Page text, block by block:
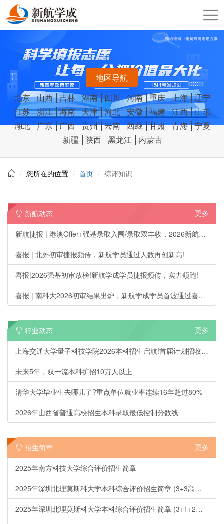
地区导航
北京 山西 吉林 湖南 四川 河南 重庆 上海 辽宁
江苏 浙江 海南 天津 河北 安徽 福建 江西 山东
湖北 广东 广西 贵州 云南 西藏 甘肃 青海 宁夏
新疆
陕西 黑龙江 内蒙古
您所在的位置 首页 综评知识
新航动态 更多
新航捷报 | 港澳Offer+强基录取入围/录取双丰收，2026新航学成第一波升学喜报刷屏!
喜报 | 北外初审捷报频传，新航学员通过人数再创新高!
喜报|2026强基初审放榜!新航学成学员捷报频传，实力领跑!
喜报 | 南科大2026初审结果出炉，新航学成学员首波通过喜讯来袭!
行业动态 更多
上海交通大学量子科技学院2026本科招生启航!首届计划招收20人
未来5年，双一流本科扩招10万人以上
清华大学毕业生去哪儿了?重点单位就业率连续16年超过80%
2026年山西省普通高校招生本科录取最低控制分数线
招生简章 更多
2025年南方科技大学综合评价招生简章
2025年深圳北理莫斯科大学本科综合评价招生简章 (3+3高考省份)
2025年深圳北理莫斯科大学本科综合评价招生简章 (3+1+2省份)